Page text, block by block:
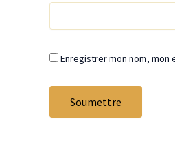
Enregistrer mon nom, mon